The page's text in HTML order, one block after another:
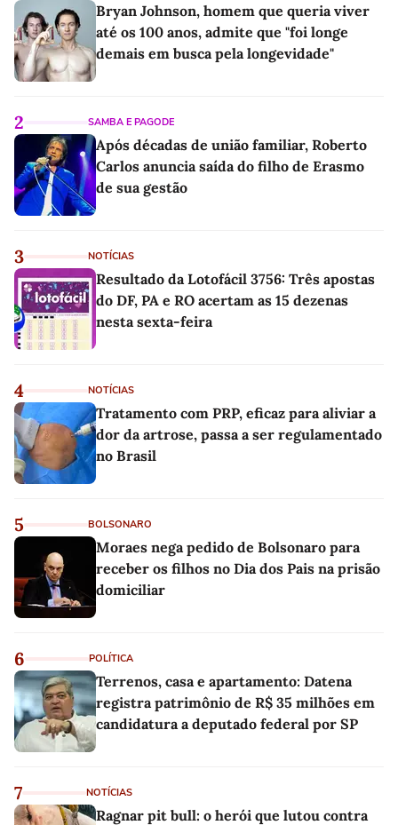
Bryan Johnson, homem que queria viver
até os 100 anos, admite que "foi longe
demais em busca pela longevidade"
2 SAMBA E PAGODE
Após décadas de união familiar, Roberto
Carlos anuncia saída do filho de Erasmo
de sua gestão
3 NOTÍCIAS
Resultado da Lotofácil 3756: Três apostas
do DF, PA e RO acertam as 15 dezenas
nesta sexta-feira
4 NOTÍCIAS
Tratamento com PRP, eficaz para aliviar a
dor da artrose, passa a ser regulamentado
no Brasil
5 BOLSONARO
Moraes nega pedido de Bolsonaro para
receber os filhos no Dia dos Pais na prisão
domiciliar
6 POLÍTICA
Terrenos, casa e apartamento: Datena
registra patrimônio de R$ 35 milhões em
candidatura a deputado federal por SP
7 NOTÍCIAS
Ragnar pit bull: o herói que lutou contra